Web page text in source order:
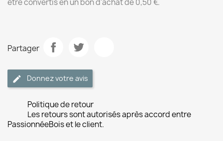
être convertis en un bon d'achat de0,50 €.
Partager
Donnez votre avis
Politique de retour
Les retours sont autorisés après accord entre
PassionnéeBois et le client.